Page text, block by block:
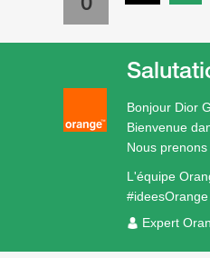
Bonjour Dior
Bienvenue
Nous
L'équipe
#ideesOrange
Expert